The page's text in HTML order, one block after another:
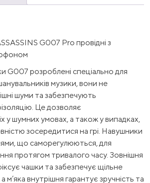
G007 Pro провідні з
G007 розроблені спеціально для
музики, вони не
шуми та забезпечують
Це дозволяє
у шумних умовах, а також у випадках,
зосередитися на грі. Навушники
що саморегулюються, для
протягом тривалого часу. Зовнішня
чашки та забезпечує щільне
м’яка внутрішня гарантує зручність та